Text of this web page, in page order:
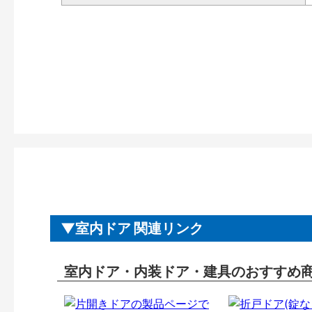
室内ドア 関連リンク
室内ドア・内装ドア・建具のおすすめ